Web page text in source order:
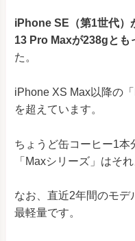
iPhone SE（第1世代）
13 Pro Maxが238gとも
た。
iPhone XS Max以降の
を超えています。
ちょうど缶コーヒー1本
「Maxシリーズ」はそ
なお、直近2年間のモ
最軽量です。